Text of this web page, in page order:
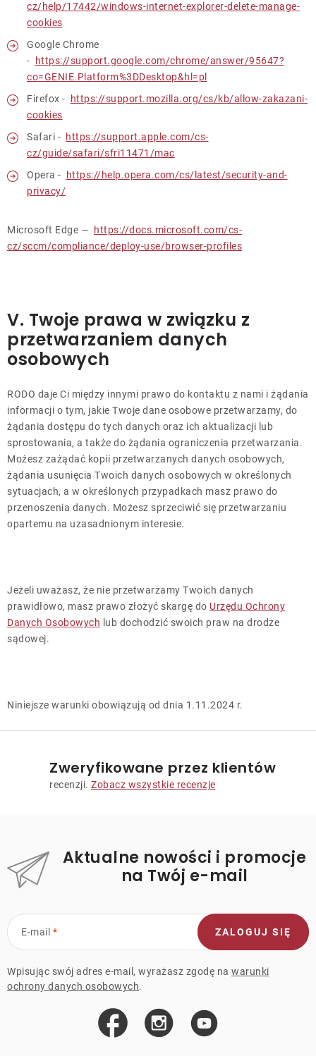
cz/help/17442/windows-internet-explorer-delete-manage-
cookies
Google Chrome
-
https://support.google.com/chrome/answer/95647?
co=GENIE.Platform%3DDesktop&hl=pl
Firefox -
https://support.mozilla.org/cs/kb/allow-zakazani-
cookies
Safari - https://support.apple.com/cs-
cz/guide/safari/sfri11471/mac
Opera -
https://help.opera.com/cs/latest/security-and-
privacy/
Microsoft Edge —
https://docs.microsoft.com/cs-
cz/sccm/compliance/deploy-use/browser-profiles
V. Twoje prawa w związku z
przetwarzaniem danych
osobowych
RODO daje Ci między innymi prawo do kontaktu z nami i żądania
informacji o tym, jakie Twoje dane osobowe przetwarzamy, do
żądania dostępu do tych danych oraz ich aktualizacji lub
sprostowania, a także do żądania ograniczenia przetwarzania.
Możesz zażądać kopii przetwarzanych danych osobowych,
żądania usunięcia Twoich danych osobowych w określonych
sytuacjach, a w określonych przypadkach masz prawo do
przenoszenia danych. Możesz sprzeciwić się przetwarzaniu
opartemu na uzasadnionym interesie.
Jeżeli uważasz, że nie przetwarzamy Twoich danych
prawidłowo, masz prawo złożyć skargę do Urzędu Ochrony
Danych Osobowych lub dochodzić swoich praw na drodze
sądowej.
Niniejsze warunki obowiązują od dnia 1.11.2024 r.
Zweryfikowane przez klientów
recenzji. Zobacz wszystkie recenzje
Aktualne nowości i promocje
na Twój e-mail
E-mail
Wpisując swój adres e-mail, wyrażasz zgodę na warunki
ochrony danych osobowych.
ZALOGUJ SIĘ